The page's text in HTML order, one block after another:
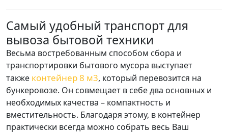
Самый удобный транспорт для
вывоза бытовой техники
Весьма востребованным способом сбора и
транспортировки бытового мусора выступает
также контейнер 8 м3, который перевозится на
бункеровозе. Он совмещает в себе два основных и
необходимых качества – компактность и
вместительность. Благодаря этому, в контейнер
практически всегда можно собрать весь Ваш